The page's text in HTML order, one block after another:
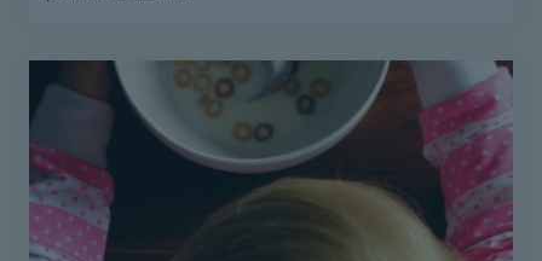
Asiantuntija
vastaa
Kuinka
selvitä
aamuista
kiukkuisen